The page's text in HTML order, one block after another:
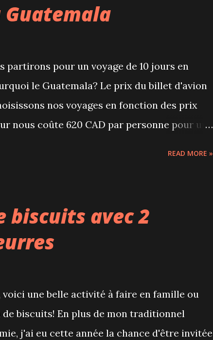
Guatemala
partirons pour un voyage de 10 jours en
le Guatemala? Le prix du billet d'avion
nos voyages en fonction des prix
nous coûte 620 CAD par personne pour un
Un pays attrayant Le Guatemala est un
: paysages magnifiques et variés (jungle,
folklore issus directement des Mayas.
Pour construire not...
READ MORE »
biscuits avec 2
voici une belle activité à faire en famille ou
biscuits! En plus de mon traditionnel
j'ai eu cette année la chance d'être invitée